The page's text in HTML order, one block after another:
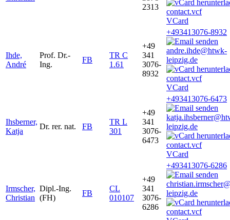
2313
VCard
Ihde,
André
Prof. Dr.-
Ing.
FB
TR C
1.61
+49
341
3076-
8932
+493413076-8932
andre.ihde@htwk-
leipzig.de
VCard
Ihsberner,
Katja
Dr. rer. nat. FB
TR L
301
+49
341
3076-
6473
+493413076-6473
leipzig.de
VCard
Irmscher,
Christian
Dipl.-Ing.
(FH)
FB
CL
010107
+49
341
3076-
6286
+493413076-6286
leipzig.de